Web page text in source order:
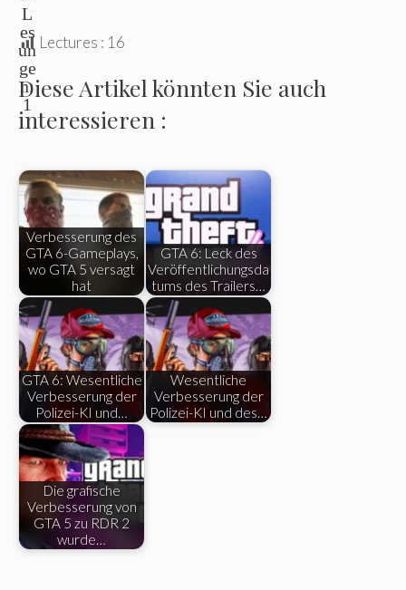
L
es
un
ge
n:
1
Lectures : 16
Diese Artikel könnten Sie auch
interessieren :
Verbesserung des
GTA 6-Gameplays,
wo GTA 5 versagt
hat
GTA 6: Leck des
Veröffentlichungsda
tums des Trailers…
GTA 6: Wesentliche
Verbesserung der
Polizei-KI und…
Wesentliche
Verbesserung der
Polizei-KI und des…
Die grafische
Verbesserung von
GTA 5 zu RDR 2
wurde…